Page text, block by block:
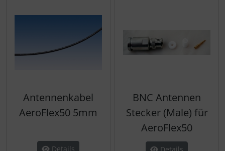
Antennenkabel
AeroFlex50 5mm
Details
BNC Antennen
Stecker (Male) für
AeroFlex50